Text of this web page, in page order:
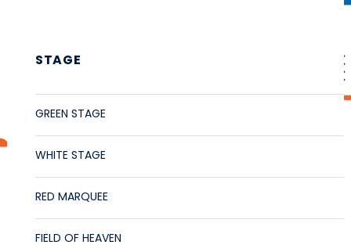
STAGE
GREEN STAGE
WHITE STAGE
RED MARQUEE
FIELD OF HEAVEN